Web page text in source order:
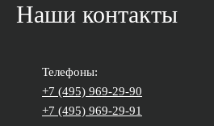
Наши контакты
Телефоны:
+7 (495) 969-29-90
+7 (495) 969-29-91